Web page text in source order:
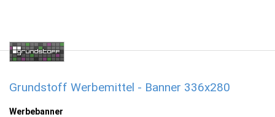
Grundstoff Werbemittel - Banner 336x280
Werbebanner